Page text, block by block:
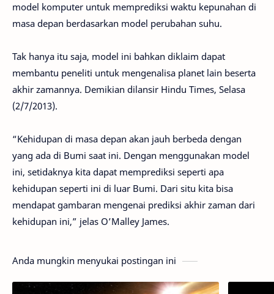
model komputer untuk memprediksi waktu kepunahan di
masa depan berdasarkan model perubahan suhu.
Tak hanya itu saja, model ini bahkan diklaim dapat
membantu peneliti untuk mengenalisa planet lain beserta
akhir zamannya. Demikian dilansir Hindu Times, Selasa
(2/7/2013).
“Kehidupan di masa depan akan jauh berbeda dengan
yang ada di Bumi saat ini. Dengan menggunakan model
ini, setidaknya kita dapat memprediksi seperti apa
kehidupan seperti ini di luar Bumi. Dari situ kita bisa
mendapat gambaran mengenai prediksi akhir zaman dari
kehidupan ini,” jelas O’Malley James.
Anda mungkin menyukai postingan ini